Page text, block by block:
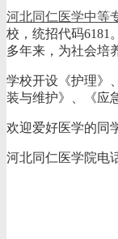
河北同仁医学中等
校，统招代码6181
多年来，为社会培
学校开设《护理》
装与维护》、《应
欢迎爱好医学的同
河北同仁医学院电